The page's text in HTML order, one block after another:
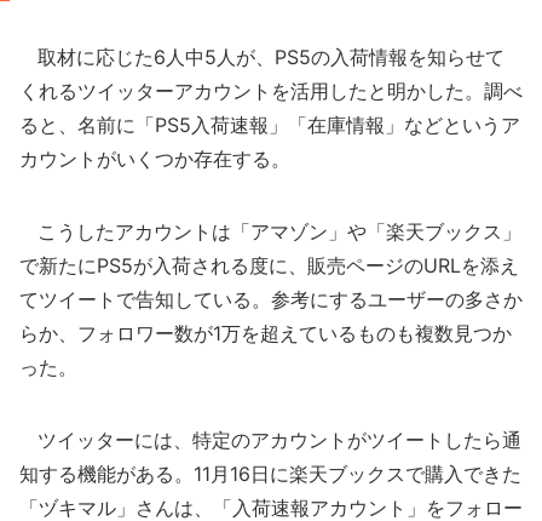
取材に応じた6人中5人が、PS5の入荷情報を知らせて
くれるツイッターアカウントを活用したと明かした。調べ
ると、名前に「PS5入荷速報」「在庫情報」などというア
カウントがいくつか存在する。
こうしたアカウントは「アマゾン」や「楽天ブックス」
で新たにPS5が入荷される度に、販売ページのURLを添え
てツイートで告知している。参考にするユーザーの多さか
らか、フォロワー数が1万を超えているものも複数見つか
った。
ツイッターには、特定のアカウントがツイートしたら通
知する機能がある。11月16日に楽天ブックスで購入できた
「ヅキマル」さんは、「入荷速報アカウント」をフォロー